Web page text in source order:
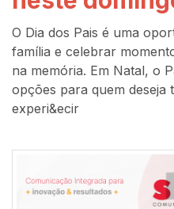
O Dia dos Pais é uma
família e celebrar
na memória. Em Natal, o
opções para quem deseja
experi&ecir